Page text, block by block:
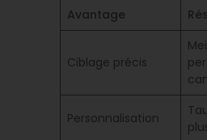
Avantage
Ciblage précis
Personnalisation